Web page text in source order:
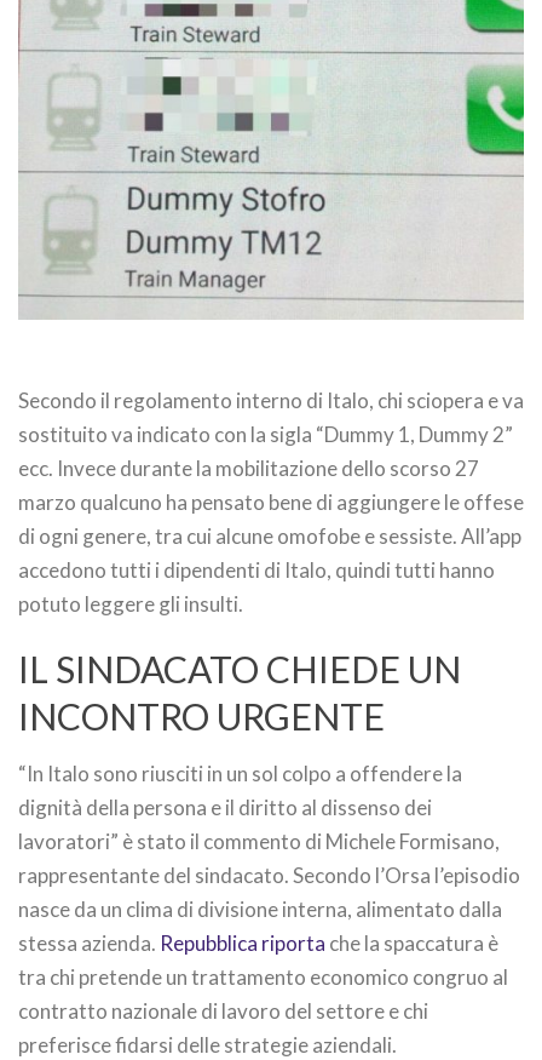
Secondo il regolamento interno di Italo, chi sciopera e va
sostituito va indicato con la sigla “Dummy 1, Dummy 2”
ecc. Invece durante la mobilitazione dello scorso 27
marzo qualcuno ha pensato bene di aggiungere le offese
di ogni genere, tra cui alcune omofobe e sessiste. All’app
accedono tutti i dipendenti di Italo, quindi tutti hanno
potuto leggere gli insulti.
IL SINDACATO CHIEDE UN
INCONTRO URGENTE
“In Italo sono riusciti in un sol colpo a offendere la
dignità della persona e il diritto al dissenso dei
lavoratori” è stato il commento di Michele Formisano,
rappresentante del sindacato. Secondo l’Orsa l’episodio
nasce da un clima di divisione interna, alimentato dalla
stessa azienda. Repubblica riporta che la spaccatura è
tra chi pretende un trattamento economico congruo al
contratto nazionale di lavoro del settore e chi
preferisce fidarsi delle strategie aziendali.